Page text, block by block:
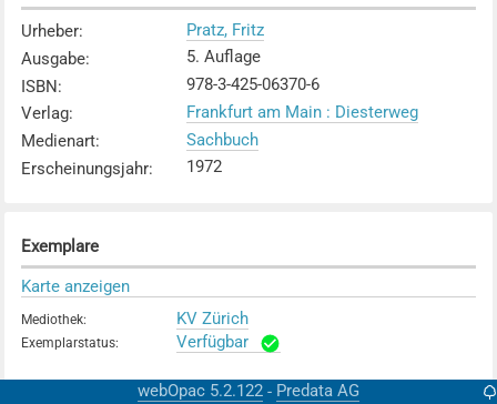
Urheber:
Pratz, Fritz
Ausgabe:
5. Auflage
ISBN:
978-3-425-06370-6
Verlag:
Frankfurt am Main : Diesterweg
Medienart:
Sachbuch
Erscheinungsjahr: 1972
Exemplare
Karte anzeigen
Mediothek: KV Zürich
Exemplarstatus: Verfügbar
webOpac 5.2.122 - Predata AG